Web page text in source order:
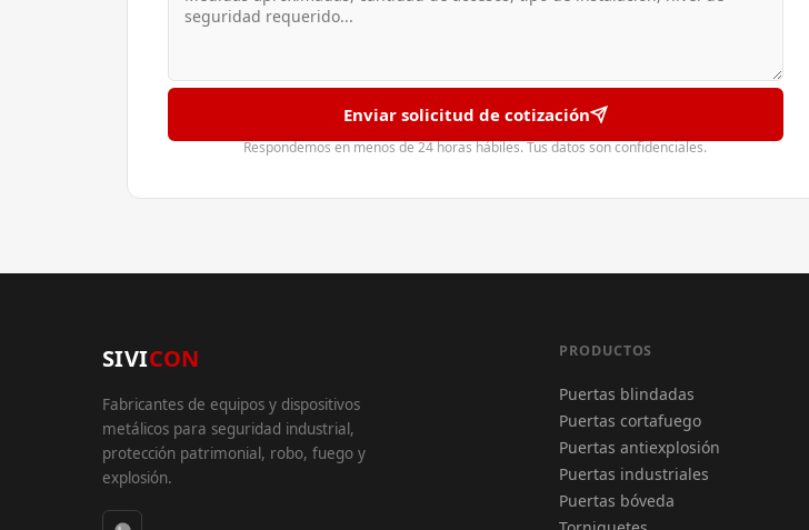
Enviar solicitud de cotización
Respondemos en menos de 24 horas hábiles. Tus datos son confidenciales.
SIVICON
Fabricantes de equipos y dispositivos
metálicos para seguridad industrial,
protección patrimonial, robo, fuego y
explosión.
PRODUCTOS
Puertas blindadas
Puertas cortafuego
Puertas antiexplosión
Puertas industriales
Puertas bóveda